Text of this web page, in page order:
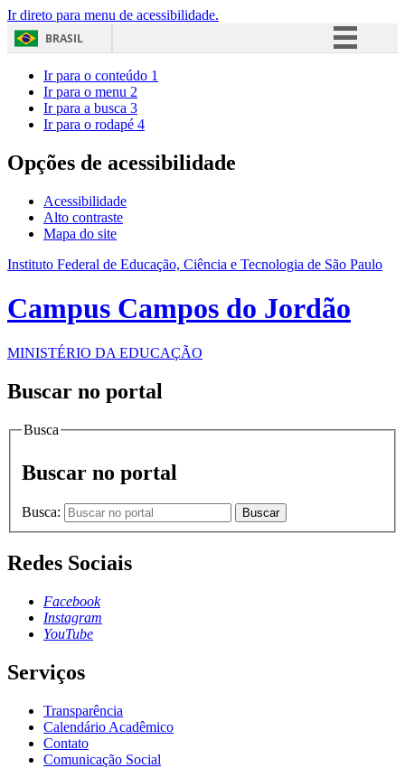
Ir direto para menu de acessibilidade.
BRASIL
Acesso à informação
Ir para o conteúdo 1
Ir para o menu 2
Ir para a busca 3
Ir para o rodapé 4
Opções de acessibilidade
Acessibilidade
Alto contraste
Mapa do site
Instituto Federal de Educação, Ciência e Tecnologia de São Paulo
Campus Campos do Jordão
MINISTÉRIO DA EDUCAÇÃO
Buscar no portal
Busca
Buscar no portal
Busca: Buscar
Redes Sociais
Facebook
Instagram
YouTube
Serviços
Transparência
Calendário Acadêmico
Contato
Comunicação Social